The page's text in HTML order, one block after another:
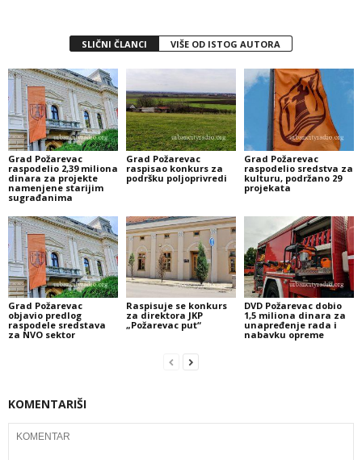
SLIČNI ČLANCI VIŠE OD ISTOG AUTORA
Grad Požarevac
raspodelio 2,39 miliona
dinara za projekte
namenjene starijim
sugrađanima
Grad Požarevac
raspisao konkurs za
podršku poljoprivredi
Grad Požarevac
raspodelio sredstva za
kulturu, podržano 29
projekata
Grad Požarevac
objavio predlog
raspodele sredstava
za NVO sektor
Raspisuje se konkurs
za direktora JKP
„Požarevac put“
DVD Požarevac dobio
1,5 miliona dinara za
unapređenje rada i
nabavku opreme
KOMENTARIŠI